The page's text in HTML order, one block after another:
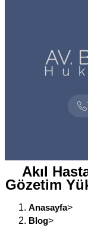
Akıl
Gözetim
Anasayfa>
Blog>